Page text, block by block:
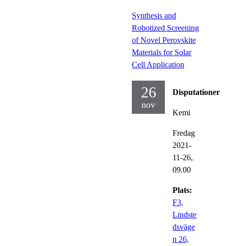
Synthesis and
Robotized Screening
of Novel Perovskite
Materials for Solar
Cell Application
26
nov
Disputationer
Kemi
Fredag
2021-
11-26,
09.00
Plats:
F3,
Lindste
dsväge
n 26,